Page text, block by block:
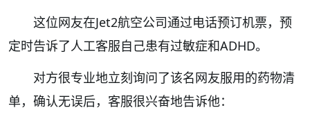
这位网友在Jet2航空公司通过电话预订机票，预
定时告诉了人工客服自己患有过敏症和ADHD。
对方很专业地立刻询问了该名网友服用的药物清
单，确认无误后，客服很兴奋地告诉他：